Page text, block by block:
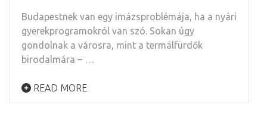
Budapestnek van egy imázsproblémája, ha a nyári
gyerekprogramokról van szó. Sokan úgy
gondolnak a városra, mint a termálfürdők
birodalmára – …
READ MORE